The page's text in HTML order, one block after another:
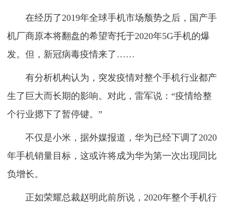
在经历了2019年全球手机市场颓势之后，国产手
机厂商原本将翻盘的希望寄托于2020年5G手机的爆
发。但，新冠病毒疫情来了……
有分析机构认为，突发疫情对整个手机行业都产
生了巨大而长期的影响。对此，雷军说：“疫情给整
个行业摁下了暂停键。”
不仅是小米，据外媒报道，华为已经下调了2020
年手机销量目标，这或许将成为华为第一次出现同比
负增长。
正如荣耀总裁赵明此前所说，2020年整个手机行